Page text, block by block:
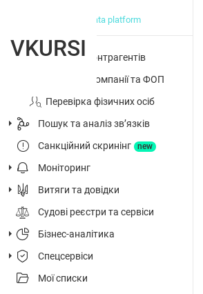
big data platform
Перевірка контрагентів
Досьє на компанії та ФОП
Перевірка фізичних осіб
Пошук та аналіз звʼязків
Санкційний скринінг
new
Моніторинг
Витяги та довідки
Судові реєстри та сервіси
Бізнес-аналітика
Спецсервіси
Мої списки
VKURSI